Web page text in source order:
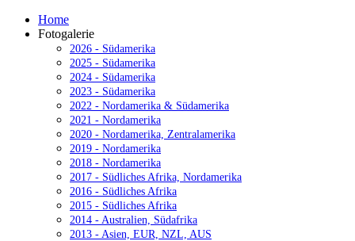
Home
Fotogalerie
2026 - Südamerika
2025 - Südamerika
2024 - Südamerika
2023 - Südamerika
2022 - Nordamerika & Südamerika
2021 - Nordamerika
2020 - Nordamerika, Zentralamerika
2019 - Nordamerika
2018 - Nordamerika
2017 - Südliches Afrika, Nordamerika
2016 - Südliches Afrika
2015 - Südliches Afrika
2014 - Australien, Südafrika
2013 - Asien, EUR, NZL, AUS